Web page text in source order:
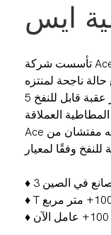
ايس
تأسست شركة Ace المطاطية في عام 2008، وتقع في قوانغتشو بالصين، وهي شركة متخصصة
حالة ناجحة لمنتزه
ترفيهي قابل للنفخ، ومضمار عقبة قابل للنفخ 5K، وملاهي مائية قابلة للنفخ، وخيمة حدث قابلة
Ace المطاطية المحدودة هي المصنع الوحيد في الصين الذي لديه مفتشان من PIPA، ويمكنهما
♦
في الصين
♦ T
♦